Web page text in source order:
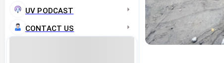
UV PODCAST
CONTACT US